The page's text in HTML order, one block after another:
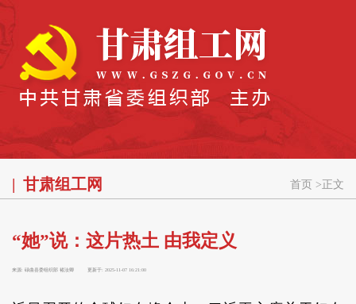
甘肃组工网 首页 > 正文
“她”说：这片热土 由我定义
来源: 碌曲县委组织部 褚汝卿 更新于: 2025-11-07 16:21:00